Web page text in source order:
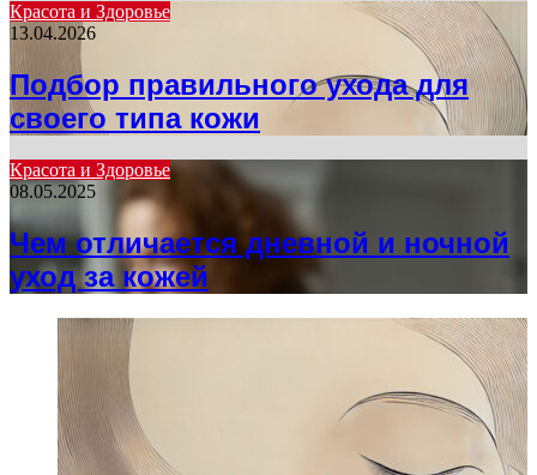
Красота и Здоровье
13.04.2026
Подбор правильного ухода для
своего типа кожи
Красота и Здоровье
08.05.2025
Чем отличается дневной и ночной
уход за кожей